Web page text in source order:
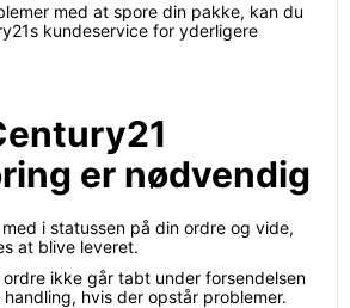
med at spore din pakke, kan du
kundeservice for yderligere
er nødvendig
i statussen på din ordre og vide,
at blive leveret.
ordre ikke går tabt under forsendelsen
hvis der opstår problemer.